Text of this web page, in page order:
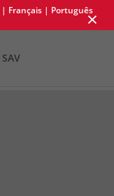
| Français | Português
SAV
×